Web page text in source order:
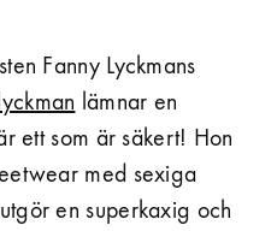
Fanny Lyckmans
lämnar en
ett som är säkert! Hon
med sexiga
en super­kaxig och